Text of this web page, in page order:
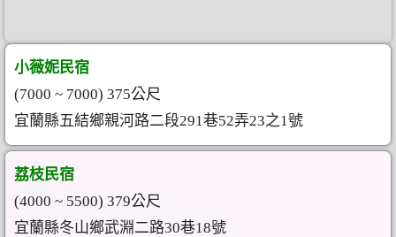
小薇妮民宿
(7000 ~ 7000) 375公尺
宜蘭縣五結鄉親河路二段291巷52弄23之1號
荔枝民宿
(4000 ~ 5500) 379公尺
宜蘭縣冬山鄉武淵二路30巷18號